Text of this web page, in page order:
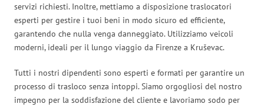
servizi richiesti. Inoltre, mettiamo a disposizione traslocatori
esperti per gestire i tuoi beni in modo sicuro ed efficiente,
garantendo che nulla venga danneggiato. Utilizziamo veicoli
moderni, ideali per il lungo viaggio da Firenze a Kruševac.
Tutti i nostri dipendenti sono esperti e formati per garantire un
processo di trasloco senza intoppi. Siamo orgogliosi del nostro
impegno per la soddisfazione del cliente e lavoriamo sodo per